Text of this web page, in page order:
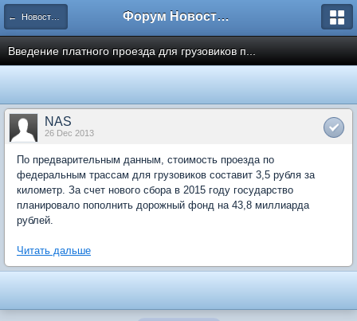
← Новости рынка недвижимости Форум Новостройки
Введение платного проезда для грузовиков п...
NAS
26 Dec 2013
По предварительным данным, стоимость проезда по
федеральным трассам для грузовиков составит 3,5 рубля за
километр. За счет нового сбора в 2015 году государство
планировало пополнить дорожный фонд на 43,8 миллиарда
рублей.
Читать дальше